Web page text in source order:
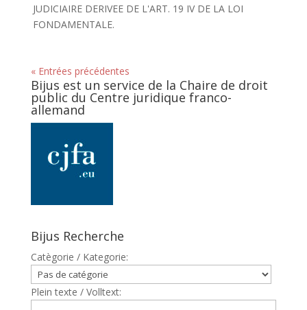
JUDICIAIRE DERIVEE DE L'ART. 19 IV DE LA LOI
FONDAMENTALE.
« Entrées précédentes
Bijus est un service de la Chaire de droit
public du Centre juridique franco-
allemand
Bijus Recherche
Catègorie / Kategorie:
Plein texte / Volltext: